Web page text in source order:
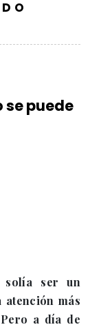
puede
solía ser un
atención más
a día de